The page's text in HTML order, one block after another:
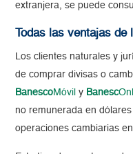
extranjera, se puede
Todas las ventajas de
Los clientes naturales y
de comprar divisas o
BanescoMóvil y Banesc
no remunerada en
operaciones cambiarias